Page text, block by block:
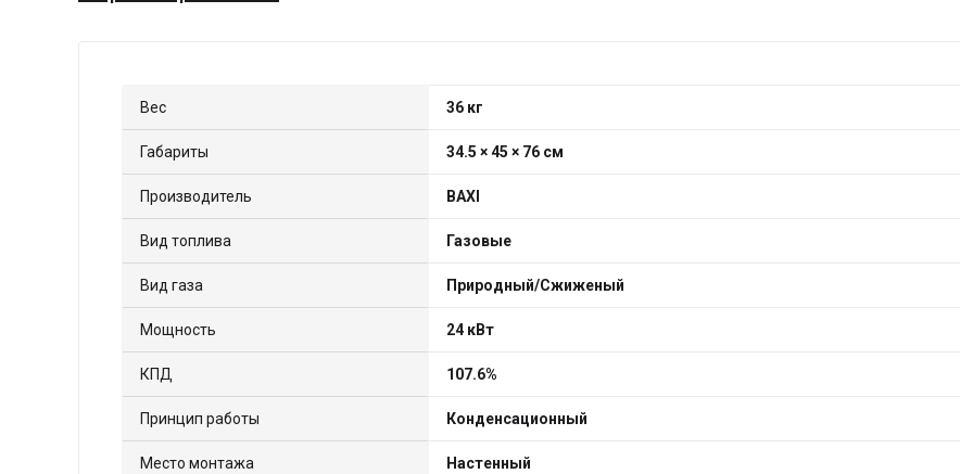
Вес 36 кг
Габариты 34.5 × 45 × 76 см
Производитель BAXI
Вид топлива Газовые
Вид газа Природный/Сжиженый
Мощность 24 кВт
КПД 107.6%
Принцип работы Конденсационный
Место монтажа Настенный